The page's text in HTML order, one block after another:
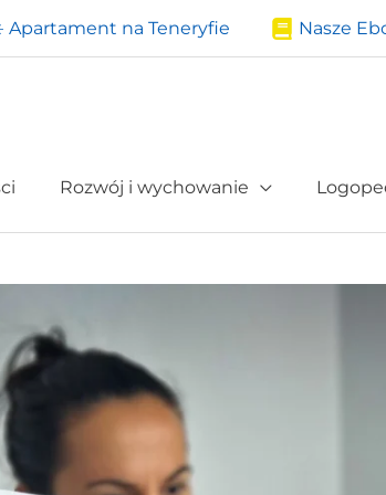
Apartament na Teneryfie Nasze
Rozwój i wychowanie